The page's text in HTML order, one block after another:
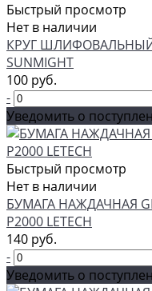
Быстрый просмотр
Нет в наличии
КРУГ ШЛИФОВАЛЬНЫЙ
SUNMIGHT
100 руб.
-
Уведомить о
Быстрый просмотр
Нет в наличии
БУМАГА НАЖДАЧНАЯ
P2000 LETECH
140 руб.
-
Уведомить о